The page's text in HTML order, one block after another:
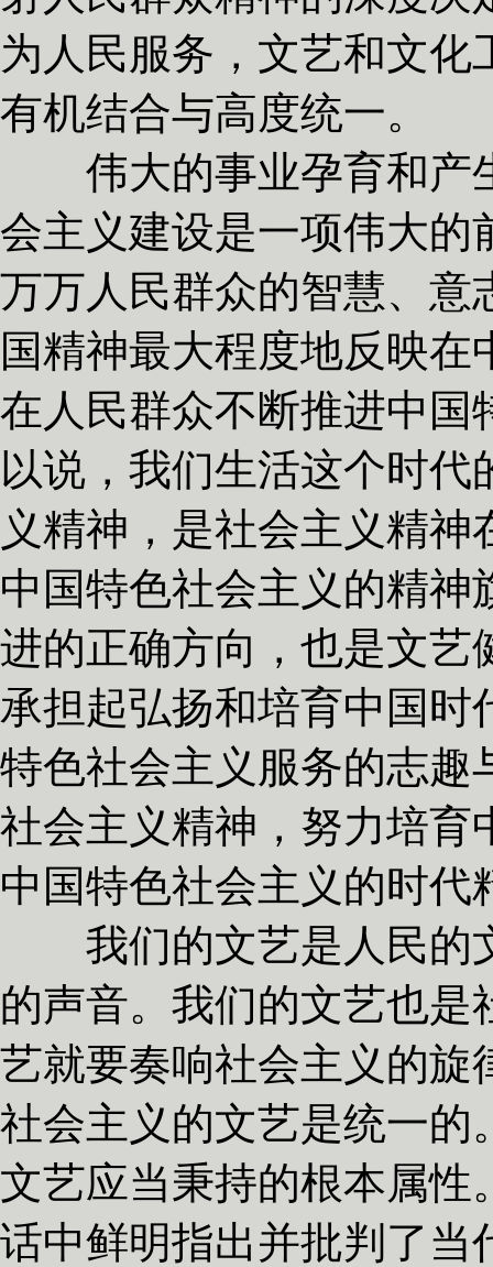
为人民服务，文艺和文
有机结合与高度统一。
伟大的事业孕育和产
会主义建设是一项伟大的
万万人民群众的智慧、意
国精神最大程度地反映
在人民群众不断推进中国
以说，我们生活这个时
义精神，是社会主义精
中国特色社会主义的精
进的正确方向，也是文艺
承担起弘扬和培育中国时
特色社会主义服务的志趣
社会主义精神，努力培育
中国特色社会主义的时代
我们的文艺是人民的
的声音。我们的文艺也
艺就要奏响社会主义的旋
社会主义的文艺是统一的
文艺应当秉持的根本属性
话中鲜明指出并批判了当